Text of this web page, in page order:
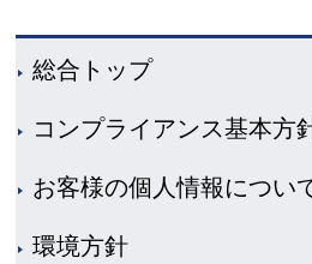
総合トップ
コンプライアンス基本方
お客様の個人情報につい
環境方針